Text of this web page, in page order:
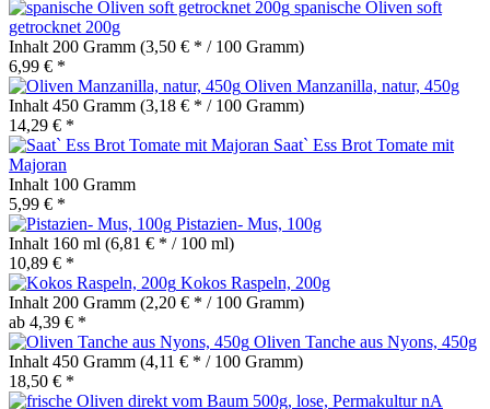
spanische Oliven soft
getrocknet 200g
Inhalt 200 Gramm (3,50 € * / 100 Gramm)
6,99 € *
Oliven Manzanilla, natur, 450g
Inhalt 450 Gramm (3,18 € * / 100 Gramm)
14,29 € *
Saat` Ess Brot Tomate mit
Majoran
Inhalt 100 Gramm
5,99 € *
Pistazien- Mus, 100g
Inhalt 160 ml (6,81 € * / 100 ml)
10,89 € *
Kokos Raspeln, 200g
Inhalt 200 Gramm (2,20 € * / 100 Gramm)
ab 4,39 € *
Oliven Tanche aus Nyons, 450g
Inhalt 450 Gramm (4,11 € * / 100 Gramm)
18,50 € *